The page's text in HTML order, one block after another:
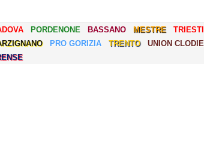
PORDENONE BASSANO MESTRE
PRO GORIZIA TRENTO
UNION